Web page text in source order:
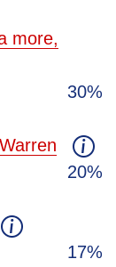
more,
30%
20%
17%